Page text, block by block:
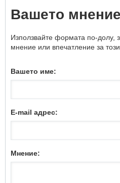
Вашето мнение
Използвайте формата по-долу,
мнение или впечатление за този
Вашето име:
E-mail адрес:
Мнение: